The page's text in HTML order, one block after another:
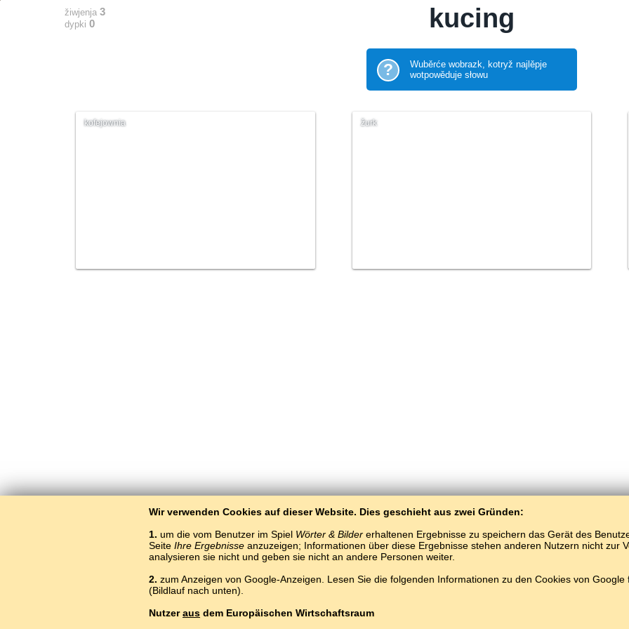
Wir verwenden Cookies auf dieser Website. Dies geschieht aus zwei Gründen:
1. um die vom Benutzer im Spiel Wörter & Bildererhaltenen Ergebnisse zu speichern das Gerät des
Seite Ihre Ergebnisse anzuzeigen; Informationen über diese Ergebnisse stehen anderen Nutzern nicht zur
analysieren sie nicht und geben sie nicht an andere Personen weiter.
2. zum Anzeigen von Google-Anzeigen. Lesen Sie die folgenden Informationen zu den Cookies von
(Bildlauf nach unten).
Nutzeraus dem Europäischen Wirtschaftsraum
žiwjenja 3
dypki 0 kucing
?
Wuběrće wobrazk, kotryž najlěpje
wotpowěduje słowu
kofejownia žurk
BaltoSlav / Wobrazy a słowa
indonešćina we wobrazach
Darmotnje indonešćina wuknyć. Hrajće a wukńće indonešćina słowa online.#